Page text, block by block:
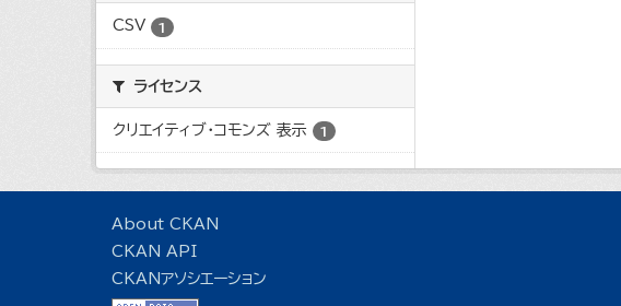
CSV 1
ライセンス
クリエイティブ・コモンズ 表示 1
About CKAN
CKAN API
CKANアソシエーション